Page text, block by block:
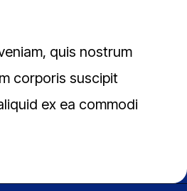
quis nostrum
corporis suscipit
ex ea commodi